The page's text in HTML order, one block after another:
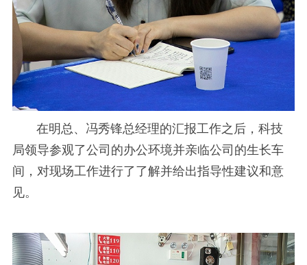
在明总、冯秀锋总经理的汇报工作之后，科技
局领导参观了公司的办公环境并亲临公司的生长车
间，对现场工作进行了了解并给出指导性建议和意
见。